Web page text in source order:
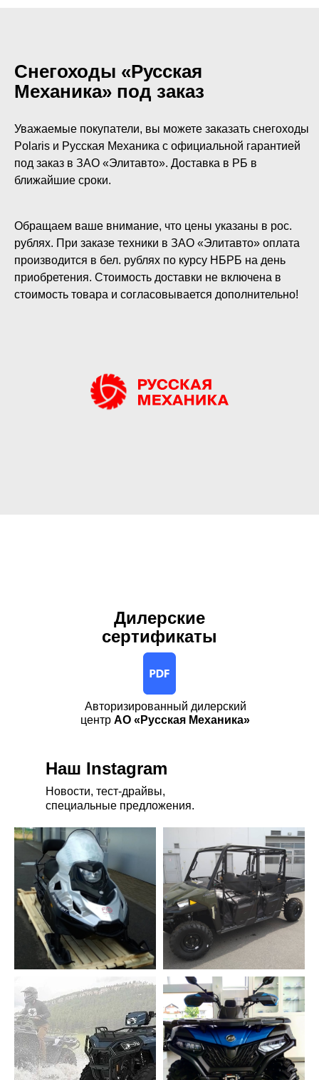
Снегоходы «Русская
Механика» под заказ
Уважаемые покупатели, вы можете заказать снегоходы
Polaris и Русская Механика с официальной гарантией
под заказ в ЗАО «Элитавто». Доставка в РБ в
ближайшие сроки.
Обращаем ваше внимание, что цены указаны в рос.
рублях. При заказе техники в ЗАО «Элитавто» оплата
производится в бел. рублях по курсу НБРБ на день
приобретения. Стоимость доставки не включена в
стоимость товара и согласовывается дополнительно!
Дилерские
сертификаты
Авторизированный дилерский
центр АО «Русская Механика»
Наш Instagram
Новости, тест-драйвы,
специальные предложения.